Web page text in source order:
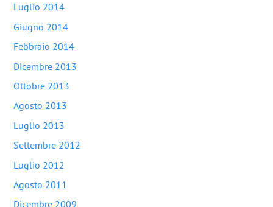
Luglio 2014
Giugno 2014
Febbraio 2014
Dicembre 2013
Ottobre 2013
Agosto 2013
Luglio 2013
Settembre 2012
Luglio 2012
Agosto 2011
Dicembre 2009